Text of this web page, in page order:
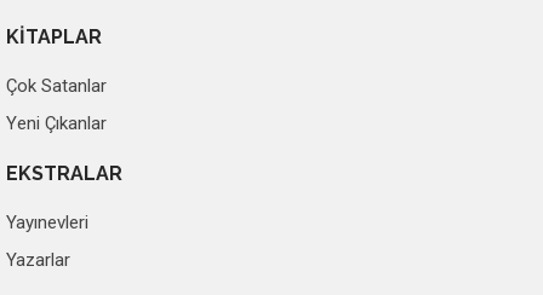
KİTAPLAR
Çok Satanlar
Yeni Çıkanlar
EKSTRALAR
Yayınevleri
Yazarlar